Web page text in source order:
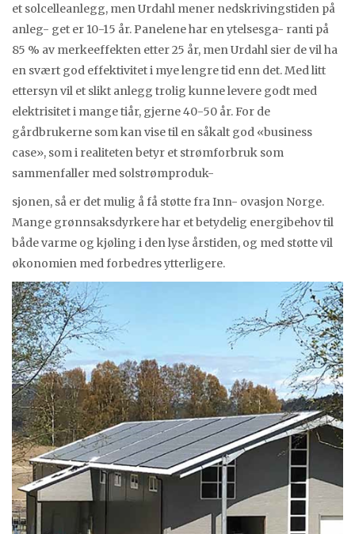
et solcelleanlegg, men Urdahl mener nedskrivingstiden på
anleg- get er 10-15 år. Panelene har en ytelsesga- ranti på
85 % av merkeeffekten etter 25 år, men Urdahl sier de vil ha
en svært god effektivitet i mye lengre tid enn det. Med litt
ettersyn vil et slikt anlegg trolig kunne levere godt med
elektrisitet i mange tiår, gjerne 40-50 år. For de
gårdbrukerne som kan vise til en såkalt god «business
case», som i realiteten betyr et strømforbruk som
sammenfaller med solstrømproduk-
sjonen, så er det mulig å få støtte fra Inn- ovasjon Norge.
Mange grønnsaksdyrkere har et betydelig energibehov til
både varme og kjøling i den lyse årstiden, og med støtte vil
økonomien med forbedres ytterligere.